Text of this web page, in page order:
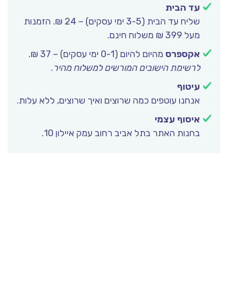
עד הבית
שליח עד הבית (3-5 ימי עסקים) – 24 ₪. הזמנות
מעל 399 ₪ משלוח חינם.
אקספרס מהיום להיום (0-1 ימי עסקים) – 37 ₪.
לרשימת הישובים המורשים למשלוח מהיר.
עיטוף
אנחנו עוטפים כמה שרוצים ואיך שרוצים, ללא עלות.
איסוף עצמי
בחנות האתר בתל אביב רחוב עמק איילון 10.